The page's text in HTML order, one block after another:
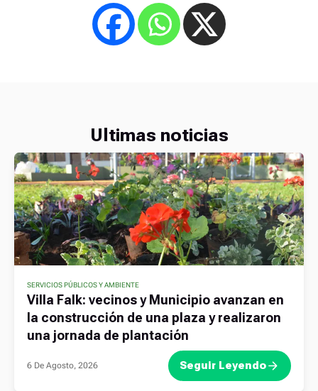
Ultimas noticias
SERVICIOS PÚBLICOS Y AMBIENTE
Villa Falk: vecinos y Municipio avanzan en
la construcción de una plaza y realizaron
una jornada de plantación
6 De Agosto, 2026 Seguir Leyendo